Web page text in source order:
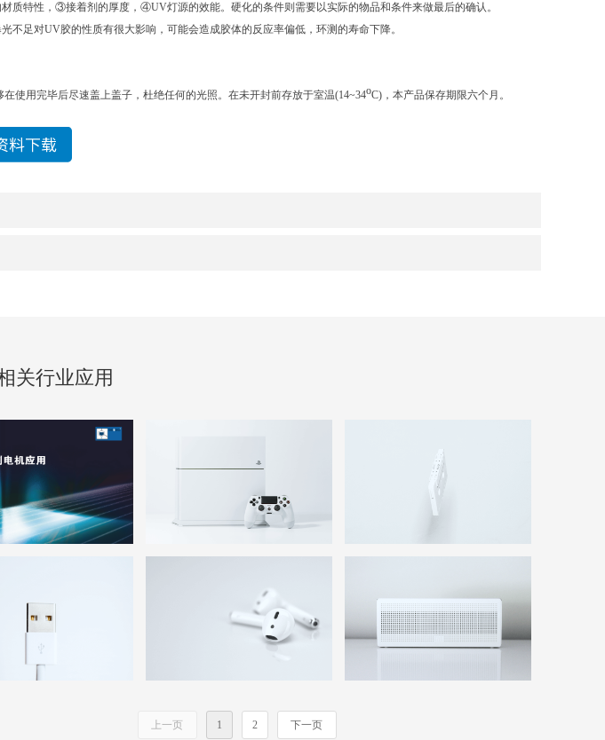
关行业应用
上一页 1 2 下一页
质特性， ③接着剂的厚度， ④UV灯源的效能。 硬化的条件则需要以实际的物品和条件来做最后的确认。
不足对UV胶的性质有很大影响，可能会造成胶体的反应率偏低，环测的寿命下降。
使用完毕后尽速盖上盖子，杜绝任何的光照。在未开封前存放于室温(14~34oC) ，本产品保存期限六个月。